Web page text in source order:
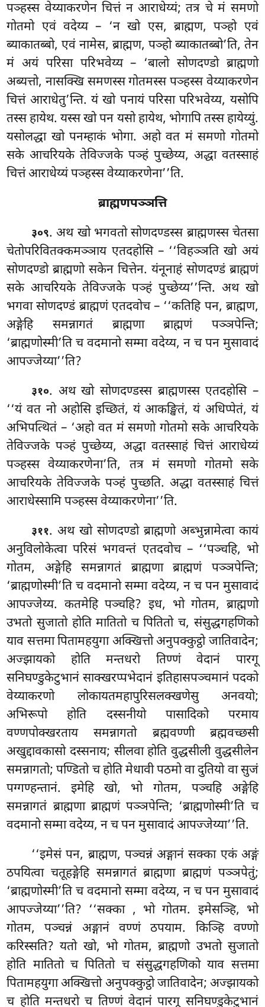
पञ्हस्स वेय्याकरणेनचित्तं न आराधेय्यं; तत्र चे मं समणो
गोतमो एवं वदेय्य – ‘न खो एस, ब्राह्मण, पञ्हो एवं
ब्याकातब्बो, एवं नामेस, ब्राह्मण, पञ्हो ब्याकातब्बो’ति, तेन
मं अयं परिसा परिभवेय्य – ‘बालो सोणदण्डो ब्राह्मणो
अब्यत्तो, नासक्खि समणस्स गोतमस्स पञ्हस्स वेय्याकरणेन
चित्तं आराधेतु’न्ति. यं खो पनायं परिसा परिभवेय्य, यसोपि
तस्स हायेथ. यस्स खो पन यसो हायेथ, भोगापि तस्स हायेय्युं.
यसोलद्धा खो पनम्हाकं भोगा. अहो वत मं समणो गोतमो
सके आचरियके तेविज्जके पञ्हं पुच्छेय्य, अद्धा वतस्साहं
चित्तं आराधेय्यं पञ्हस्स वेय्याकरणेना’’ति.
ब्राह्मणपञ्ञत्ति
३०९. अथ खो भगवतो सोणदण्डस्स ब्राह्मणस्स चेतसा
चेतोपरिवितक्कमञ्ञाय एतदहोसि – ‘‘विहञ्ञति खो अयं
सोणदण्डो ब्राह्मणोसकेन चित्तेन. यंनूनाहं सोणदण्डं ब्राह्मणं
सके आचरियके तेविज्जके पञ्हं पुच्छेय्य’’न्ति. अथ खो
भगवा सोणदण्डं ब्राह्मणं एतदवोच – ‘‘कतिहि पन, ब्राह्मण,
अङ्गेहि समन्नागतं ब्राह्मणा ब्राह्मणं पञ्ञपेन्ति;
‘ब्राह्मणोस्मी’ति च वदमानो सम्मा वदेय्य, न च पन मुसावादं
आपज्जेय्या’’ति?
३१०. अथ खो सोणदण्डस्स ब्राह्मणस्स एतदहोसि –
‘‘यंवत नो अहोसि इच्छितं, यं आकङ्खितं, यं अधिप्पेतं, यं
अभिपत्थितं – ‘अहो वत मं समणो गोतमो सके आचरियके
तेविज्जके पञ्हं पुच्छेय्य, अद्धा वतस्साहं चित्तं आराधेय्यं
पञ्हस्स वेय्याकरणेना’ति, तत्र मं समणो गोतमो सके
आचरियके तेविज्जके पञ्हं पुच्छति. अद्धा वतस्साहं चित्तं
आराधेस्सामि पञ्हस्स वेय्याकरणेना’’ति.
३११. अथ खो सोणदण्डो ब्राह्मणो अब्भुन्नामेत्वा कायं
अनुविलोकेत्वा परिसं भगवन्तं एतदवोच – ‘‘पञ्चहि, भो
गोतम, अङ्गेहि समन्नागतं ब्राह्मणा ब्राह्मणं पञ्ञपेन्ति;
‘ब्राह्मणोस्मी’ति च वदमानो सम्मा वदेय्य, न च पन मुसावादं
आपज्जेय्य. कतमेहि पञ्चहि? इध, भो गोतम, ब्राह्मणो
उभतो सुजातो होति मातितो च पितितो च, संसुद्धगहणिको
याव सत्तमा पितामहयुगा अक्खित्तो अनुपक्कुट्ठो जातिवादेन;
अज्झायको होति मन्तधरो तिण्णं वेदानं पारगू
सनिघण्डुकेटुभानं साक्खरप्पभेदानं इतिहासपञ्चमानं पदको
वेय्याकरणो लोकायतमहापुरिसलक्खणेसु अनवयो;
अभिरूपो होति दस्सनीयो पासादिको परमाय
वण्णपोक्खरताय समन्नागतो ब्रह्मवण्णी ब्रह्मवच्छसी
अखुद्दावकासो दस्सनाय; सीलवा होति वुद्धसीली वुद्धसीलेन
समन्नागतो; पण्डितो च होति मेधावी पठमो वा दुतियो वा सुजं
पग्गण्हन्तानं. इमेहि खो, भो गोतम, पञ्चहि अङ्गेहि
समन्नागतं ब्राह्मणा ब्राह्मणं पञ्ञपेन्ति; ‘ब्राह्मणोस्मी’ति च
वदमानो सम्मा वदेय्य, न च पन मुसावादं आपज्जेय्या’’ति.
‘‘इमेसं पन, ब्राह्मण, पञ्चन्नं अङ्गानं सक्का एकं अङ्गं
ठपयित्वा चतूहङ्गेहि समन्नागतं ब्राह्मणा ब्राह्मणं पञ्ञपेतुं;
‘ब्राह्मणोस्मी’ति च वदमानो सम्मा वदेय्य, न च पन मुसावादं
आपज्जेय्या’’ति? ‘‘सक्का , भो गोतम. इमेसञ्हि, भो
गोतम, पञ्चन्नं अङ्गानं वण्णं ठपयाम. किञ्हि वण्णो
करिस्सति? यतो खो, भो गोतम, ब्राह्मणो उभतो सुजातो
होति मातितो च पितितो च संसुद्धगहणिको याव सत्तमा
पितामहयुगाअक्खित्तो अनुपक्कुट्ठो जातिवादेन; अज्झायको
च होति मन्तधरो च तिण्णं वेदानं पारगू सनिघण्डुकेटुभानं